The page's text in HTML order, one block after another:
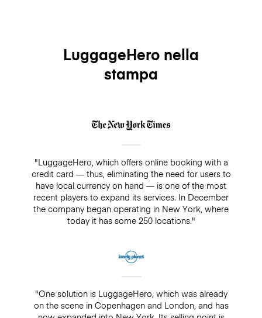
LuggageHero nella
stampa
"LuggageHero, which offers online booking with a
credit card — thus, eliminating the need for users to
have local currency on hand — is one of the most
recent players to expand its services. In December
the company began operating in New York, where
today it has some 250 locations."
"One solution is LuggageHero, which was already
on the scene in Copenhagen and London, and has